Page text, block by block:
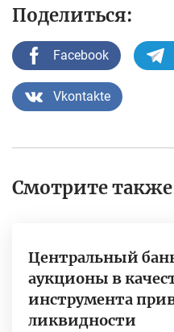
Поделиться:
Facebook
Vkontakte
Смотрите
Центральный
аукционы в
инструмента
ликвидности